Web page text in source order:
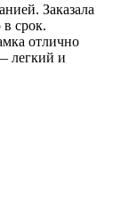
Заказала
срок.
отлично
легкий и